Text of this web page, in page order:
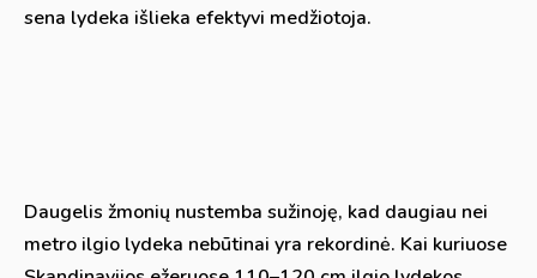
sena lydeka išlieka efektyvi medžiotoja.
Daugelis žmonių nustemba sužinoję, kad daugiau nei
metro ilgio lydeka nebūtinai yra rekordinė. Kai kuriuose